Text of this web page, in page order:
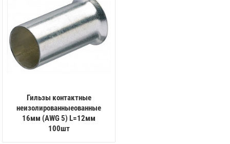
Гильзы контактные
неизолированныеованные
16мм (AWG 5) L=12мм
100шт